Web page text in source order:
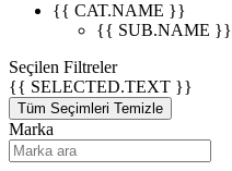
{{ CAT.NAME }}
{{ SUB.NAME }}
Seçilen Filtreler
{{ SELECTED.TEXT }}
Tüm Seçimleri Temizle
Marka